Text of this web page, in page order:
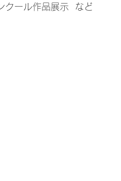
ンクール作品展示  など